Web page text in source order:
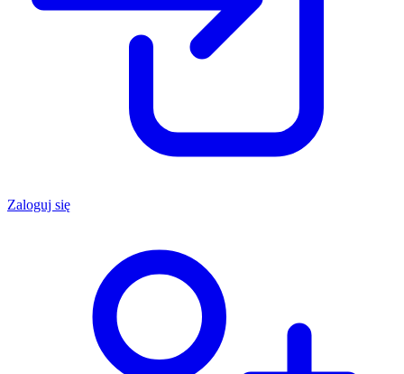
Zaloguj się